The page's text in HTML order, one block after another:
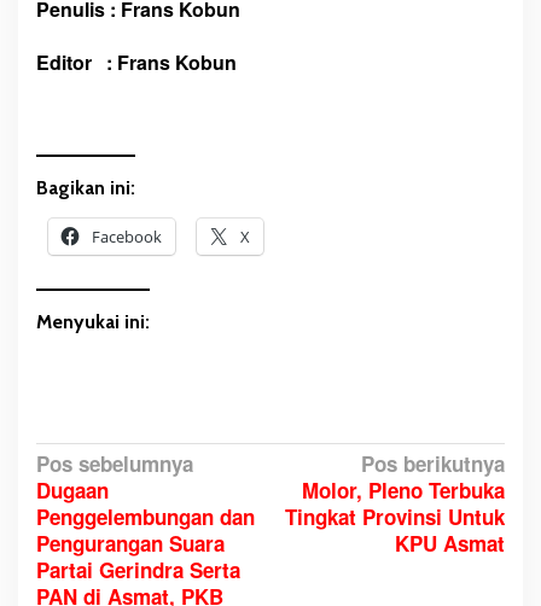
Penulis : Frans Kobun
Editor : Frans Kobun
Bagikan ini:
Facebook X
Menyukai ini:
N
a
v
i
g
Pos sebelumnya
Dugaan
Penggelembungan dan
Pengurangan Suara
Partai Gerindra Serta
PAN di Asmat, PKB
Pos berikutnya
Molor, Pleno Terbuka
Tingkat Provinsi Untuk
KPU Asmat